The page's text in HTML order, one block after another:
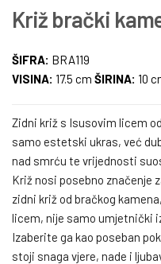
Križ brački
ŠIFRA: BRA119
VISINA: 17.5 cm ŠIRINA: 10
Zidni križ s Isusovim licem
samo estetski ukras, već
nad smrću te vrijednosti
Križ nosi posebno značenje
zidni križ od bračkog
licem, nije samo umjetnički
Izaberite ga kao poseban
stoji snaga vjere, nade i